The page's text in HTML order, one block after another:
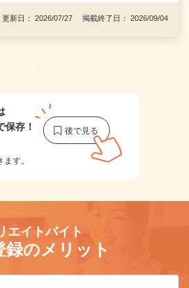
更新日： 2026/07/27 掲載終了日： 2026/09/04
1
保存！
す。
エイトバイト
録のメリット